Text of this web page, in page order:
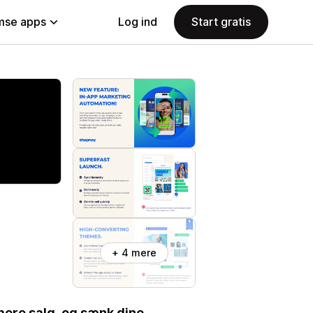
apps Log ind Start gratis
+ 4 mere